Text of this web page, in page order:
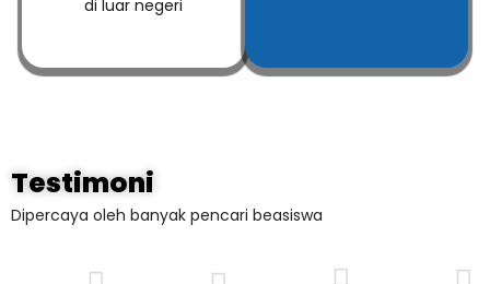
di luar negeri
Testimoni
Dipercaya oleh banyak pencari beasiswa